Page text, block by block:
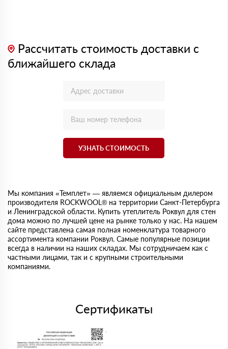
Рассчитать стоимость доставки с
ближайшего склада
УЗНАТЬ СТОИМОСТЬ
Мы компания «Темплет» — являемся официальным дилером
производителя ROCKWOOL® на территории Санкт-Петербурга
и Ленинградской области. Купить утеплитель Роквул для стен
дома можно по лучшей цене на рынке только у нас. На нашем
сайте представлена самая полная номенклатура товарного
ассортимента компании Роквул. Самые популярные позиции
всегда в наличии на наших складах. Мы сотрудничаем как с
частными лицами, так и с крупными строительными
компаниями.
Сертификаты